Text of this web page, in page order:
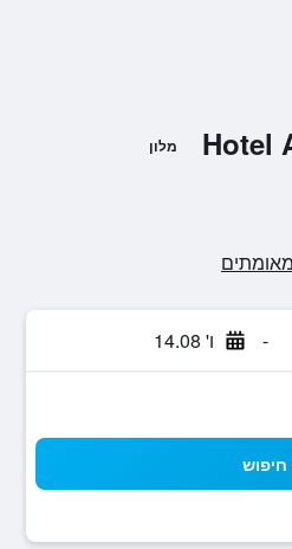
Hotel מלון
- ו' 14.08
חיפוש